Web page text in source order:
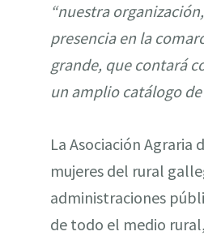
“nuestra
presencia en la
grande, que contará
un amplio catálogo
La Asociación
mujeres del rural
administraciones
de todo el medio